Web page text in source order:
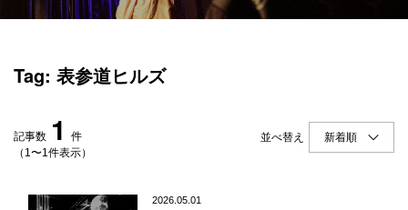
インタビュー
ニュース＆イベント
データ
SERVICE
Tag: 表参道ヒルズ
記事数 1
件
（1〜1件表示）
並べ替え
2026.05.01